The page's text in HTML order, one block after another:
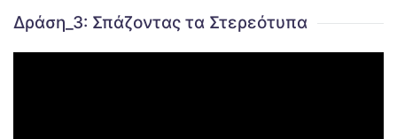
Δράση_3: Σπάζοντας τα Στερεότυπα